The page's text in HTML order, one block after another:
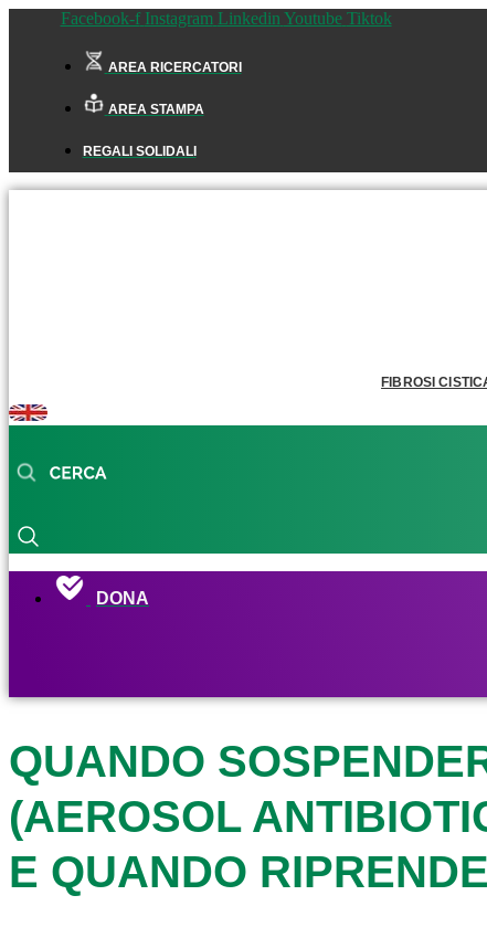
Facebook-f Instagram Linkedin Youtube Tiktok
AREA RICERCATORI
AREA STAMPA
REGALI SOLIDALI
FIBROSI
DONA
QUANDO
(AEROSOL
E QUANDO